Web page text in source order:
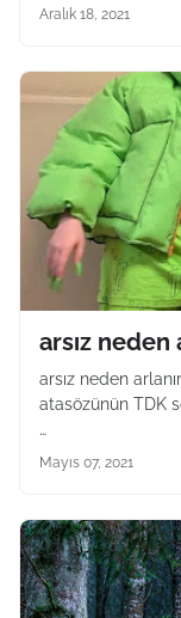
Aralık 18, 2021
arsız neden
arsız neden
atasözünün TDK
…
Mayıs 07, 2021